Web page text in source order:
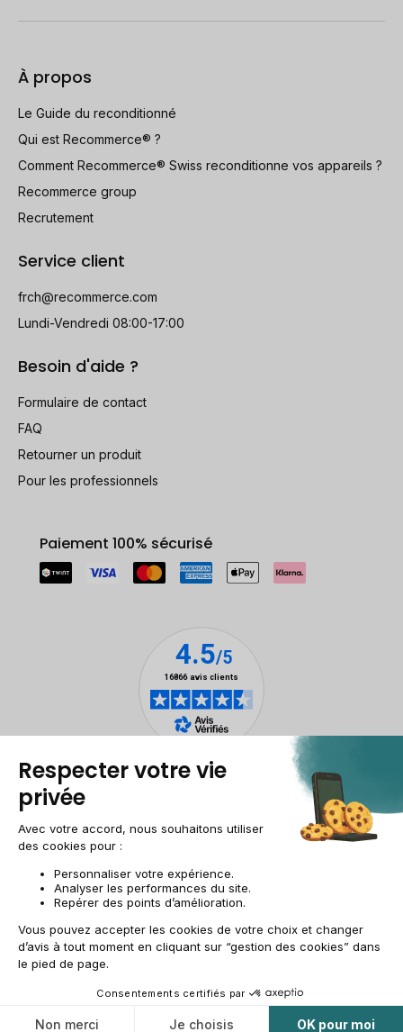
À propos
Le Guide du reconditionné
Qui est Recommerce® ?
Comment Recommerce® Swiss reconditionne vos appareils ?
Recommerce group
Recrutement
Service client
frch@recommerce.com
Lundi-Vendredi 08:00-17:00
Besoin d'aide ?
Formulaire de contact
FAQ
Retourner un produit
Pour les professionnels
Paiement 100% sécurisé
Mentions légalesGestion des cookies
Conditions générales de vente
AccessibilitéPlan du site
CH-FR | CHF
© 2009-2025 RECOMMERCE - Tous droits réservés.